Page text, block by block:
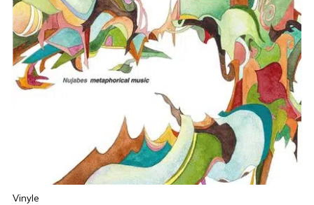
Vinyle